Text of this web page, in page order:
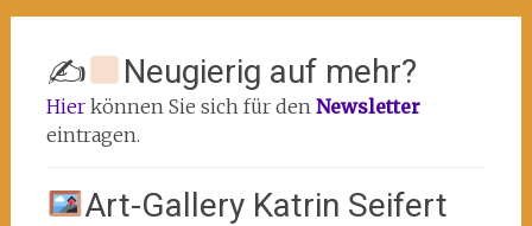
✍ Neugierig auf mehr?
Hierkönnen Sie sich für den Newsletter
eintragen.
Art-Gallery Katrin Seifert